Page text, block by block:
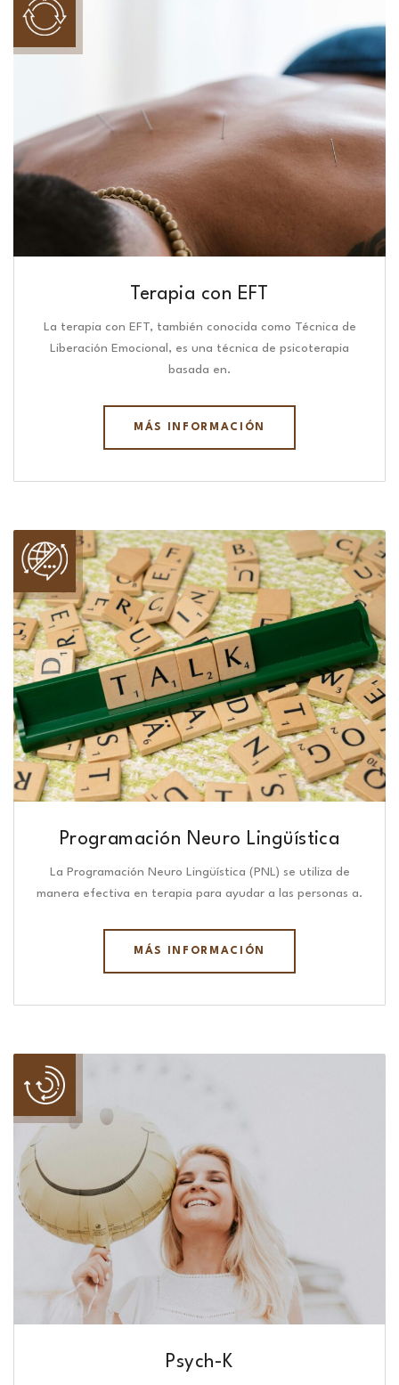
Terapia con EFT
La terapia con EFT, también conocida como Técnica de
Liberación Emocional, es una técnica de psicoterapia
basada en.
MÁS INFORMACIÓN
Programación Neuro Lingüística​
La Programación Neuro Lingüística (PNL) se utiliza de
manera efectiva en terapia para ayudar a las personas a.
MÁS INFORMACIÓN
Psych-K